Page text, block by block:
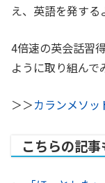
え、英語を発する
4倍速の英会話習
ように取り組んで
＞＞カランメソッ
こちらの記